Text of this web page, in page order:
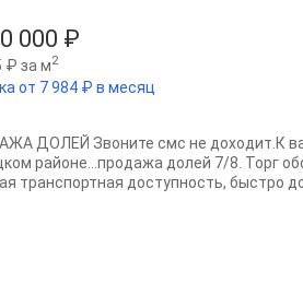
000 ₽
₽ за м2
от 7 984 ₽ в месяц
ДОЛЕЙ Звоните смс не доходит.К
районе...продажа долей 7/8. Торг
транспортная доступность, быстро